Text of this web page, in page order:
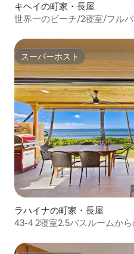
キヘイの町家・長屋
世界一のビーチ/2寝室/フル
スーパーホスト
スーパーホスト
ラハイナの町家・長屋
43-4 2寝室2.5バスルームか